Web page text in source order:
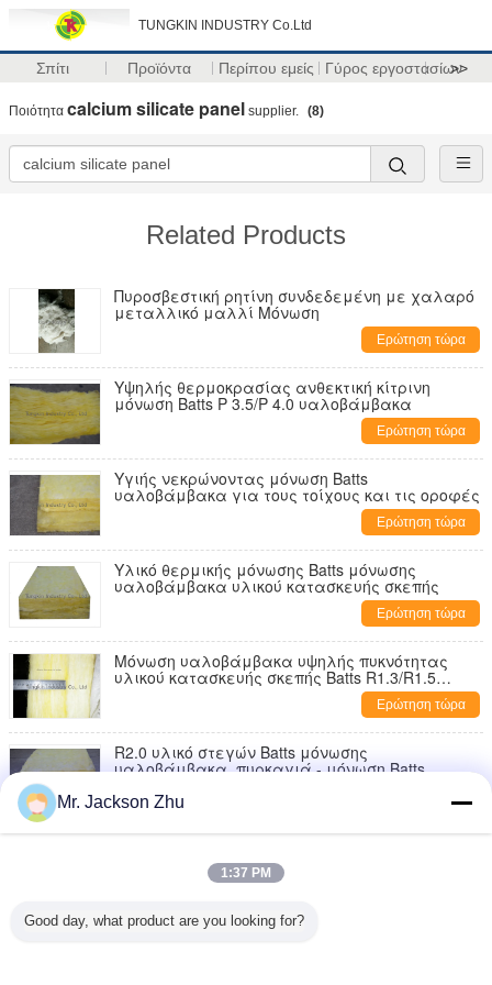
TUNGKIN INDUSTRY Co.Ltd
Σπίτι Προϊόντα Περίπου εμείς Γύρος εργοστασίων
>>
Ποιότητα calcium silicate panel supplier. (8)
Related Products
Πυροσβεστική ρητίνη συνδεδεμένη με χαλαρό
μεταλλικό μαλλί Μόνωση
Ερώτηση τώρα
Υψηλής θερμοκρασίας ανθεκτική κίτρινη
μόνωση Batts Ρ 3.5/Ρ 4.0 υαλοβάμβακα
Ερώτηση τώρα
Υγιής νεκρώνοντας μόνωση Batts
υαλοβάμβακα για τους τοίχους και τις οροφές
Ερώτηση τώρα
Υλικό θερμικής μόνωσης Batts μόνωσης
υαλοβάμβακα υλικού κατασκευής σκεπής
Ερώτηση τώρα
Μόνωση υαλοβάμβακα υψηλής πυκνότητας
υλικού κατασκευής σκεπής Batts R1.3/R1.5
Ερώτηση τώρα
R2.0 υλικό στεγών Batts μόνωσης
υαλοβάμβακα, πυρκαγιά - μόνωση Batts
υαλοβάμβακα μόνωσης τοίχων
Ανώτατα κεραμίδια μαλλιού γυαλιού
Mr. Jackson Zhu
1:37 PM
Good day, what product are you looking for?